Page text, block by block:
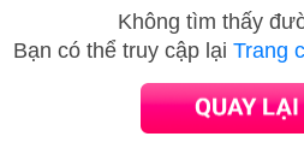
Không tìm thấy
Bạn có thể truy cập lại Trang